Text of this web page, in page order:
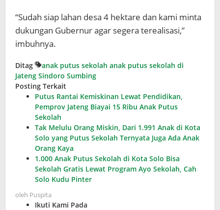
“Sudah siap lahan desa 4 hektare dan kami minta
dukungan Gubernur agar segera terealisasi,”
imbuhnya.
Ditag anak putus sekolah anak putus sekolah di
Jateng Sindoro Sumbing
Posting Terkait
Putus Rantai Kemiskinan Lewat Pendidikan,
Pemprov Jateng Biayai 15 Ribu Anak Putus
Sekolah
Tak Melulu Orang Miskin, Dari 1.991 Anak di Kota
Solo yang Putus Sekolah Ternyata Juga Ada Anak
Orang Kaya
1.000 Anak Putus Sekolah di Kota Solo Bisa
Sekolah Gratis Lewat Program Ayo Sekolah, Cah
Solo Kudu Pinter
oleh Puspita
Ikuti Kami Pada